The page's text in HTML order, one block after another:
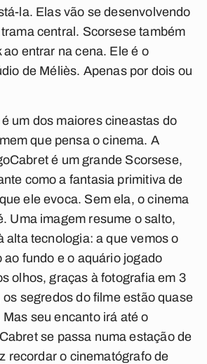
la. Elas vão se desenvolvendo
central. Scorsese também
entrar na cena. Ele é o
de Méliès. Apenas por dois ou
um dos maiores cineastas do
que pensa o cinema. A
Cabreté um grande Scorsese,
como a fantasia primitiva de
ele evoca. Sem ela, o cinema
Uma imagem resume o salto,
alta tecnologia: a que vemos o
ao fundo e o aquário jogado
olhos, graças à fotografia em 3
segredos do filme estão quase
seu encanto irá até o
se passa numa estação de
recordar o cinematógrafo de